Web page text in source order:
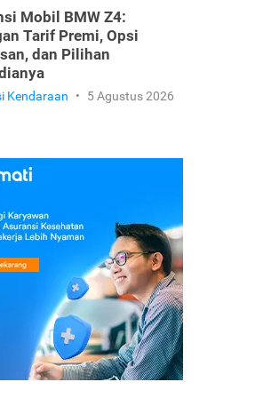
Mobil BMW Z4:
Tarif Premi, Opsi
dan Pilihan
Kendaraan • 5 Agustus 2026